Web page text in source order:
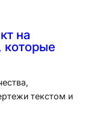
на
которые
текстом и